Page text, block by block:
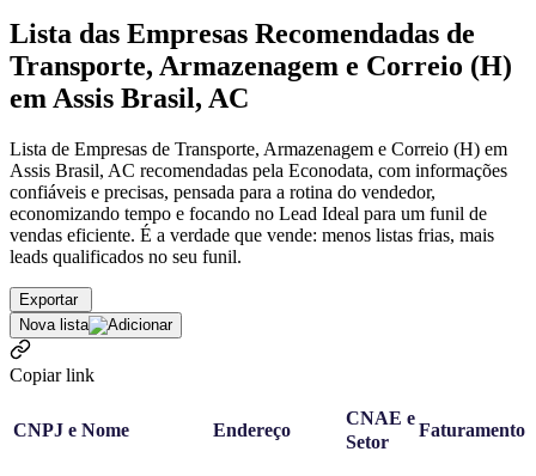
Lista das Empresas Recomendadas de
Transporte, Armazenagem e Correio (H)
em Assis Brasil, AC
Lista de Empresas de Transporte, Armazenagem e Correio (H) em
Assis Brasil, AC recomendadas pela Econodata, com informações
confiáveis e precisas, pensada para a rotina do vendedor,
economizando tempo e focando no Lead Ideal para um funil de
vendas eficiente. É a verdade que vende: menos listas frias, mais
leads qualificados no seu funil.
Exportar
Nova lista
Copiar link
CNPJ e Nome Endereço
CNAE e
Setor
Faturamento